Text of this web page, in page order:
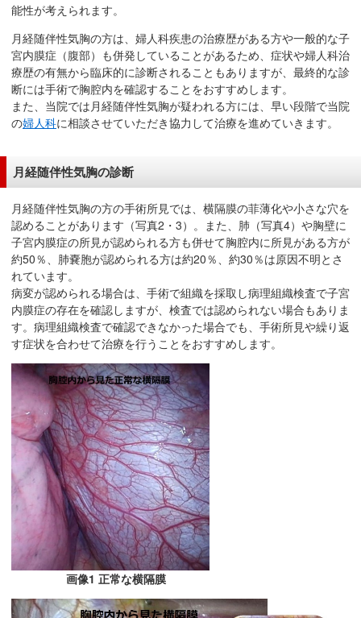
能性が考えられます。
月経随伴性気胸の方は、婦人科疾患の治療歴がある方や一般的な子
宮内膜症（腹部）も併発していることがあるため、症状や婦人科治
療歴の有無から臨床的に診断されることもありますが、最終的な診
断には手術で胸腔内を確認することをおすすめします。
また、当院では月経随伴性気胸が疑われる方には、早い段階で当院
の婦人科に相談させていただき協力して治療を進めていきます。
月経随伴性気胸の診断
月経随伴性気胸の方の手術所見では、横隔膜の菲薄化や小さな穴を
認めることがあります（写真2・3）。また、肺（写真4）や胸壁に
子宮内膜症の所見が認められる方も併せて胸腔内に所見がある方が
約50％、肺嚢胞が認められる方は約20％、約30％は原因不明とさ
れています。
病変が認められる場合は、手術で組織を採取し病理組織検査で子宮
内膜症の存在を確認しますが、検査では認められない場合もありま
す。病理組織検査で確認できなかった場合でも、手術所見や繰り返
す症状を合わせて治療を行うことをおすすめします。
画像1 正常な横隔膜